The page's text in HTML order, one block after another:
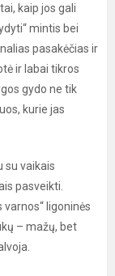
kaip jos gali
mintis bei
pasakėčias ir
ir labai tikros
gydo ne tik
kurie jas
su vaikais
pasveikti.
ligoninės
– mažų, bet